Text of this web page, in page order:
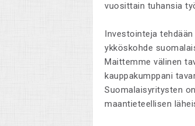
vuosittain tuhansia
Investointeja
ykköskohde
Maittemme välinen
kauppakumppani
Suomalaisyritysten
maantieteellisen